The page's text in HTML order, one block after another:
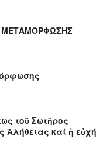
ΜΕΤΑΜΟΡΦΩΣΗΣ
τοῦ Σωτῆρος
Ἀλήθειας καί ἡ εὐχή